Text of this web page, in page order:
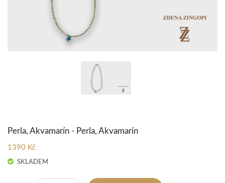
Perla, Akvamarín - Perla, Akvamarín
1390 Kč
SKLADEM